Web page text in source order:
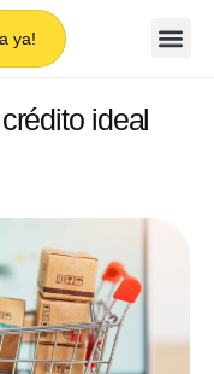
ya!
ideal